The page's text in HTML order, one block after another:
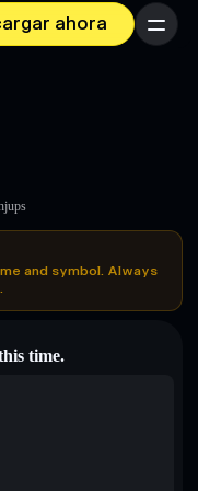
ahora Menú
and symbol. Always
time.